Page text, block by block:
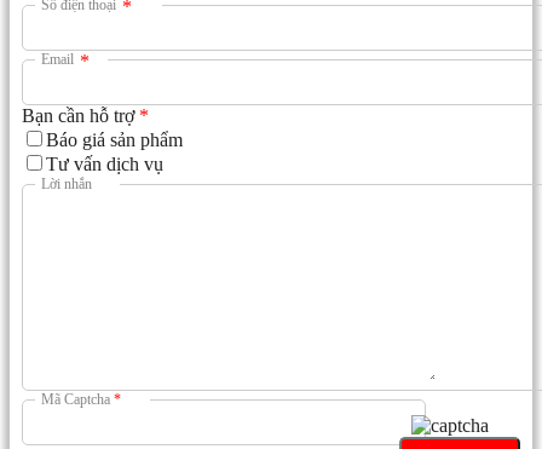
Số điện thoại *
Email *
Bạn cần hỗ trợ *
Báo giá sản phẩm
Tư vấn dịch vụ
Lời nhắn
Mã Captcha *